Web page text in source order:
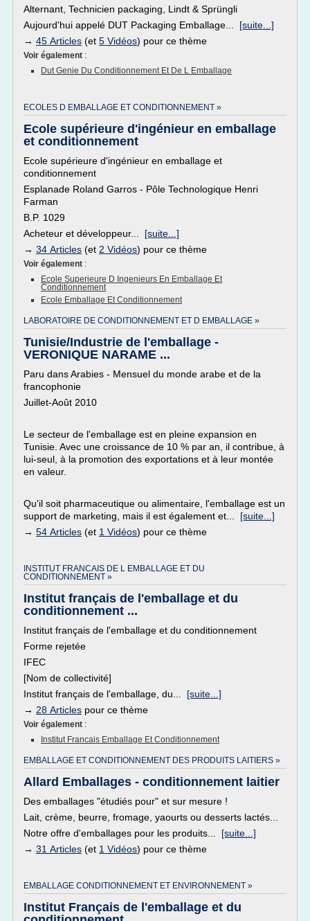
Alternant, Technicien packaging, Lindt & Sprüngli
Aujourd'hui appelé DUT Packaging Emballage... [suite...]
→ 45 Articles (et 5 Vidéos) pour ce thème
Voir également :
Dut Genie Du Conditionnement Et De L Emballage
ECOLES D EMBALLAGE ET CONDITIONNEMENT »
Ecole supérieure d'ingénieur en emballage
et conditionnement
Ecole supérieure d'ingénieur en emballage et
conditionnement
Esplanade Roland Garros - Pôle Technologique Henri
Farman
B.P. 1029
Acheteur et développeur... [suite...]
→ 34 Articles (et 2 Vidéos) pour ce thème
Voir également :
Ecole Superieure D Ingenieurs En Emballage Et
Conditionnement
Ecole Emballage Et Conditionnement
LABORATOIRE DE CONDITIONNEMENT ET D EMBALLAGE »
Tunisie/Industrie de l'emballage -
VERONIQUE NARAME ...
Paru dans Arabies - Mensuel du monde arabe et de la
francophonie
Juillet-Août 2010
Le secteur de l'emballage est en pleine expansion en
Tunisie. Avec une croissance de 10 % par an, il contribue, à
lui-seul, à la promotion des exportations et à leur montée
en valeur.
Qu'il soit pharmaceutique ou alimentaire, l'emballage est un
support de marketing, mais il est également et... [suite...]
→ 54 Articles (et 1 Vidéos) pour ce thème
INSTITUT FRANCAIS DE L EMBALLAGE ET DU
CONDITIONNEMENT »
Institut français de l'emballage et du
conditionnement ...
Institut français de l'emballage et du conditionnement
Forme rejetée
IFEC
[Nom de collectivité]
Institut français de l'emballage, du... [suite...]
→ 28 Articles pour ce thème
Voir également :
Institut Francais Emballage Et Conditionnement
EMBALLAGE ET CONDITIONNEMENT DES PRODUITS LAITIERS »
Allard Emballages - conditionnement laitier
Des emballages "étudiés pour" et sur mesure !
Lait, crème, beurre, fromage, yaourts ou desserts lactés...
Notre offre d'emballages pour les produits... [suite...]
→ 31 Articles (et 1 Vidéos) pour ce thème
EMBALLAGE CONDITIONNEMENT ET ENVIRONNEMENT »
Institut Français de l'emballage et du